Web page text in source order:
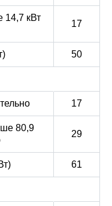
14,7 кВт
17
50
17
80,9
29
61